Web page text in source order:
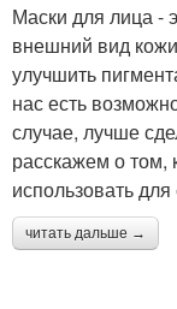
Маски для лица -
внешний вид
улучшить
нас есть
случае, лучше
расскажем о том,
использовать
читать дальше →